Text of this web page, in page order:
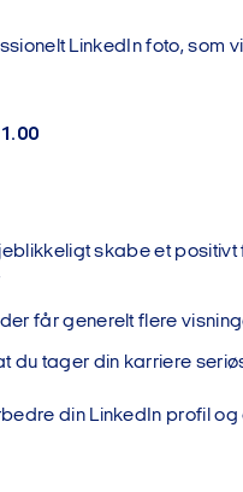
LinkedIn foto, som
skabe et
får generelt flere
du tager din karriere
din LinkedIn profil